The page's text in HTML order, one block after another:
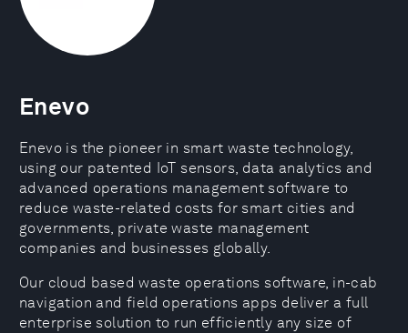
Enevo
Enevo is the pioneer in smart waste technology,
using our patented IoT sensors, data analytics and
advanced operations management software to
reduce waste-related costs for smart cities and
governments, private waste management
companies and businesses globally.
Our cloud based waste operations software, in-cab
navigation and field operations apps deliver a full
enterprise solution to run efficiently any size of